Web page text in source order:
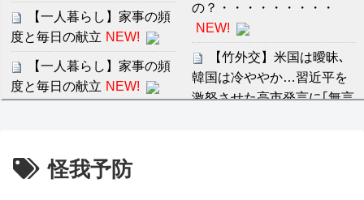
【一人暮らし】家事の頻
度と毎日の献立 NEW!
【一人暮らし】家事の頻
度と毎日の献立 NEW!
を唆し、妹を誑かし、偽り
の王の野望の為に………
の？・・・・・・・・・
NEW!
【竹外交】米国は曖昧､
韓国は冷ややか…習近平を
激怒させた高市発言に｢無言
怪我予防